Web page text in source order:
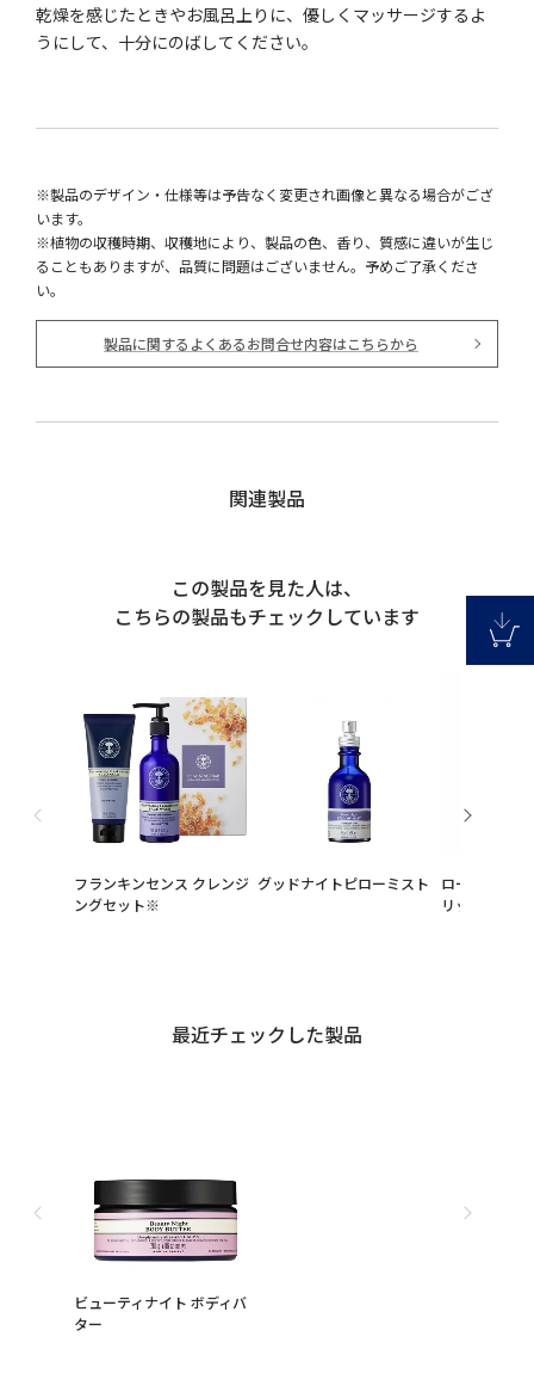
乾燥を感じたときやお風呂上りに、優しくマッサージするよ
うにして、十分にのばしてください。
※製品のデザイン・仕様等は予告なく変更され画像と異なる場合がござ
います。
※植物の収穫時期、収穫地により、製品の色、香り、質感に違いが生じ
ることもありますが、品質に問題はございません。予めご了承くださ
い。
製品に関するよくあるお問合せ内容はこちらから
関連製品
この製品を見た人は、
こちらの製品もチェックしています
フランキンセンス クレンジ
ングセット※
グッドナイトピローミスト
ローズヒップ
リップバーム
最近チェックした製品
ビューティナイト ボディバ
ター